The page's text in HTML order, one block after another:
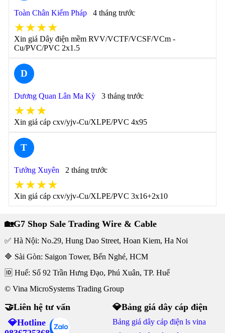
Toàn Chân Kiếm Pháp 4 tháng trước
★★★★
Xin giá Dây điện mềm RVV/VCTF/VCSF/VCm -
Cu/PVC/PVC 2x1.5
D
Dương Quan Lân Ma Kỳ 3 tháng trước
★★★
Xin giá cáp cxv/yjv-Cu/XLPE/PVC 4x95
T
Tưởng Xuyên 2 tháng trước
★★★★
Xin giá cáp cxv/yjv-Cu/XLPE/PVC 3x16+2x10
🏡G7 Shop Sale Trading Wire & Cable
✅ Hà Nội: No.29, Hung Dao Street, Hoan Kiem, Ha Noi
🔷 Sài Gòn: Saigon Tower, Bến Nghé, HCM
🆔 Huế: Số 92 Trần Hưng Đạo, Phú Xuân, TP. Huế
© Vina MicroSystems Trading Group
🤝Liên hệ tư vấn
💎Hotline
💎Bảng giá dây cáp điện
Bảng giá dây cáp điện ls vina